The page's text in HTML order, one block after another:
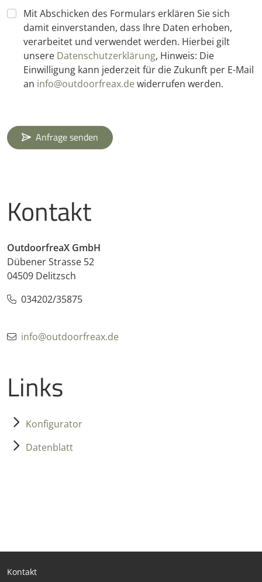
Mit Abschicken des Formulars erklären Sie sich
damit einverstanden, dass Ihre Daten erhoben,
verarbeitet und verwendet werden. Hierbei gilt
unsere Datenschutzerklärung, Hinweis: Die
Einwilligung kann jederzeit für die Zukunft per E-Mail
an info@outdoorfreax.dewiderrufen werden.
Anfrage senden
Kontakt
OutdoorfreaX GmbH
Dübener Strasse 52
04509 Delitzsch
034202/35875
info@outdoorfreax.de
Links
Konfigurator
Datenblatt
Kontakt